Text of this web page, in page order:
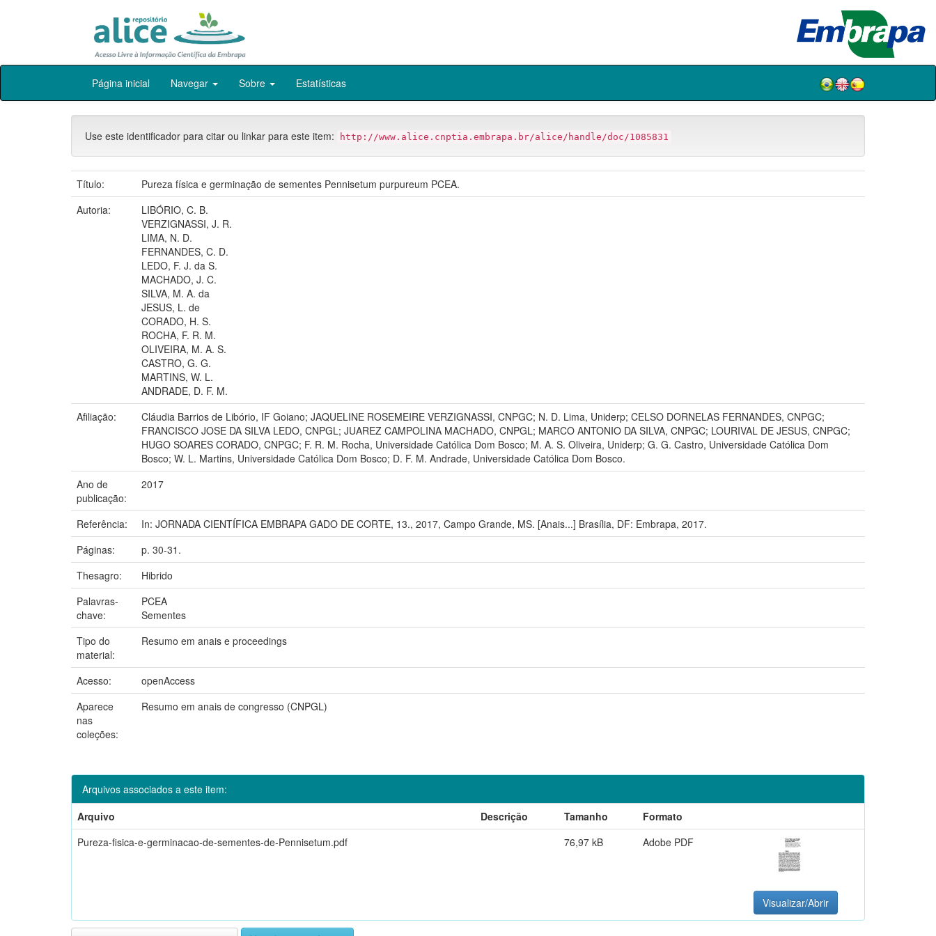
Skip
Página inicial Navegar Sobre Estatísticas
Use este identificador para citar ou linkar para este item: http://www.alice.cnptia.embrapa.br/alice/handle/doc/1085831
Título:
Pureza física e germinação de sementes Pennisetum purpureum PCEA.
Autoria:
LIBÓRIO, C. B.
VERZIGNASSI, J. R.
LIMA, N. D.
FERNANDES, C. D.
LEDO, F. J. da S.
MACHADO, J. C.
SILVA, M. A. da
JESUS, L. de
CORADO, H. S.
ROCHA, F. R. M.
OLIVEIRA, M. A. S.
CASTRO, G. G.
MARTINS, W. L.
ANDRADE, D. F. M.
Afiliação:
Cláudia Barrios de Libório, IF Goiano; JAQUELINE ROSEMEIRE VERZIGNASSI, CNPGC; N. D. Lima, Uniderp; CELSO DORNELAS FERNANDES, CNPGC;
FRANCISCO JOSE DA SILVA LEDO, CNPGL; JUAREZ CAMPOLINA MACHADO, CNPGL; MARCO ANTONIO DA SILVA, CNPGC; LOURIVAL DE JESUS, CNPGC;
HUGO SOARES CORADO, CNPGC; F. R. M. Rocha, Universidade Católica Dom Bosco; M. A. S. Oliveira, Uniderp; G. G. Castro, Universidade Católica Dom
Bosco; W. L. Martins, Universidade Católica Dom Bosco; D. F. M. Andrade, Universidade Católica Dom Bosco.
Ano de
publicação:
2017
Referência:
In: JORNADA CIENTÍFICA EMBRAPA GADO DE CORTE, 13., 2017, Campo Grande, MS. [Anais...] Brasília, DF: Embrapa, 2017.
Páginas:
p. 30-31.
Thesagro:
Hibrido
Palavras-
chave:
PCEA
Sementes
Tipo do
material:
Resumo em anais e proceedings
Acesso:
openAccess
Aparece
nas
coleções:
Resumo em anais de congresso (CNPGL)
Arquivos associados a este item:
Arquivo
Descrição Tamanho
Formato
Pureza-fisica-e-germinacao-de-sementes-de-Pennisetum.pdf
76,97 kB Adobe PDF
Visualizar/Abrir